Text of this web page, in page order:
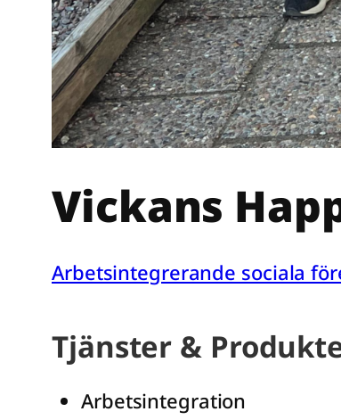
Vickans
Arbetsintegrerande sociala
Tjänster &
Arbetsintegration